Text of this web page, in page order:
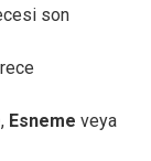
son
, Esneme veya